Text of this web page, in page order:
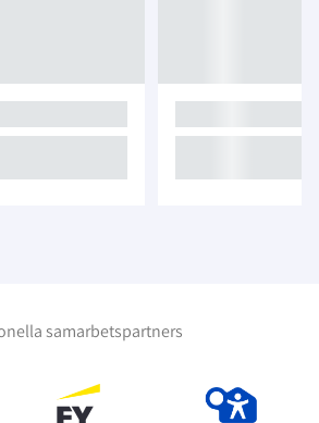
samarbetspartners